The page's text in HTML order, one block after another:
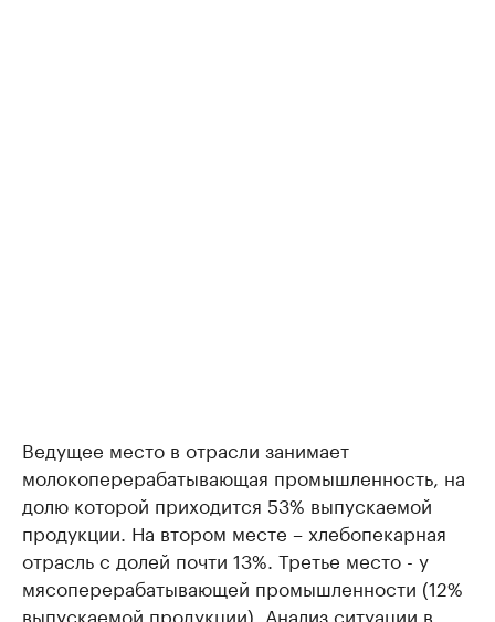
Ведущее место в отрасли занимает
молокоперерабатывающая промышленность, на
долю которой приходится 53% выпускаемой
продукции. На втором месте – хлебопекарная
отрасль с долей почти 13%. Третье место - у
мясоперерабатывающей промышленности (12%
выпускаемой продукции). Анализ ситуации в